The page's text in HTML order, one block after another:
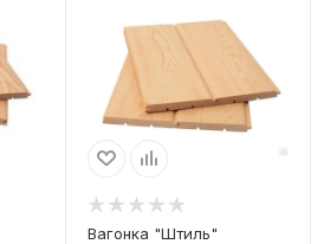
Профиль
Штиль
Толщина
14
Сорт Дерева
Фактическая ширина
Вагонка "Штиль"